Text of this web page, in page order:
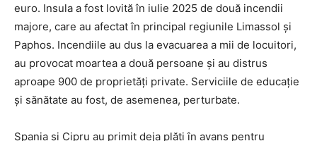
euro. Insula a fost lovită în iulie 2025 de două incendii
majore, care au afectat în principal regiunile Limassol și
Paphos. Incendiile au dus la evacuarea a mii de locuitori,
au provocat moartea a două persoane și au distrus
aproape 900 de proprietăți private. Serviciile de educație
și sănătate au fost, de asemenea, perturbate.
Spania și Cipru au primit deja plăți în avans pentru